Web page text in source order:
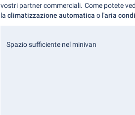
vostri partner commerciali. Come potete
la climatizzazione automatica o l'aria
Spazio sufficiente nel minivan